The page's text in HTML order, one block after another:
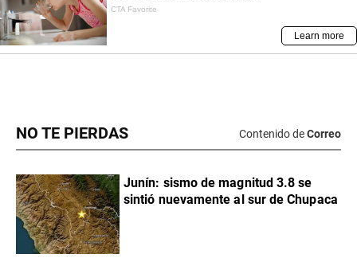
NO TE PIERDAS Contenido deCorreo
Junín: sismo de magnitud 3.8 se
sintió nuevamente al sur de Chupaca